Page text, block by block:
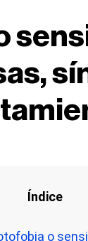
Índice
o